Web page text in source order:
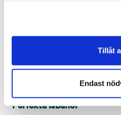
Tillåt
Endast
Genom att integrera kyl- och
smartare, prognoserbara och
så de fungerar som de ska. Vårt
även upp dig som kund till vår
eventuella larm eller störningar.
Perfekta isbanor